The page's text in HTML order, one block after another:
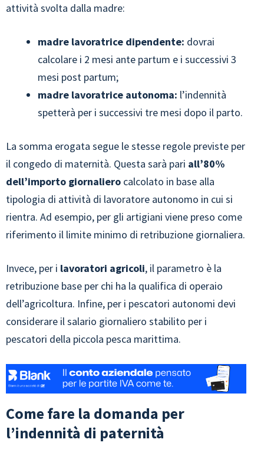
attività svolta dalla madre:
madre lavoratrice dipendente: dovrai
calcolare i 2 mesi ante partum e i successivi 3
mesi post partum;
madre lavoratrice autonoma: l’indennità
spetterà per i successivi tre mesi dopo il parto.
La somma erogata segue le stesse regole previste per
il congedo di maternità. Questa sarà pari all’80%
dell’importo giornaliero calcolato in base alla
tipologia di attività di lavoratore autonomo in cui si
rientra. Ad esempio, per gli artigiani viene preso come
riferimento il limite minimo di retribuzione giornaliera.
Invece, per i lavoratori agricoli, il parametro è la
retribuzione base per chi ha la qualifica di operaio
dell’agricoltura. Infine, per i pescatori autonomi devi
considerare il salario giornaliero stabilito per i
pescatori della piccola pesca marittima.
Come fare la domanda per
l’indennità di paternità